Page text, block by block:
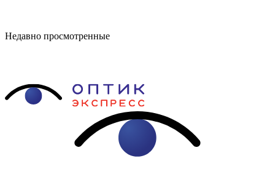
Недавно просмотренные